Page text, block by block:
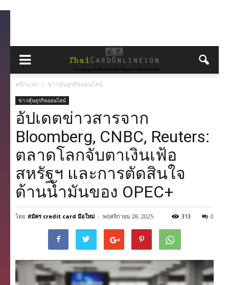
หน้าแรก ข่าวหุ้นธุรกิจออนไลน์
ข่าวหุ้นธุรกิจออนไลน์
อัปเดตข่าวสารจาก
Bloomberg, CNBC, Reuters:
ตลาดโลกจับตาเงินเฟ้อ
สหรัฐฯ และการตัดสินใจ
ด้านน้ำมันของ OPEC+
โดย สมัคร credit card มือใหม่ - พฤศจิกายน 28, 2025 0
313